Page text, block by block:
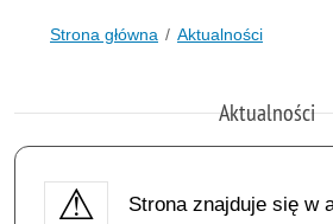
Strona główna Aktualności
Aktualności
Strona znajduje się w